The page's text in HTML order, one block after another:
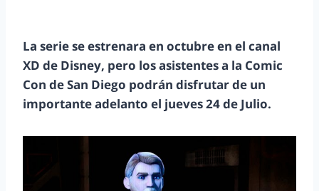
La serie se estrenara en octubre en el canal
XD de Disney, pero los asistentes a la Comic
Con de San Diego podrán disfrutar de un
importante adelanto el jueves 24 de Julio.